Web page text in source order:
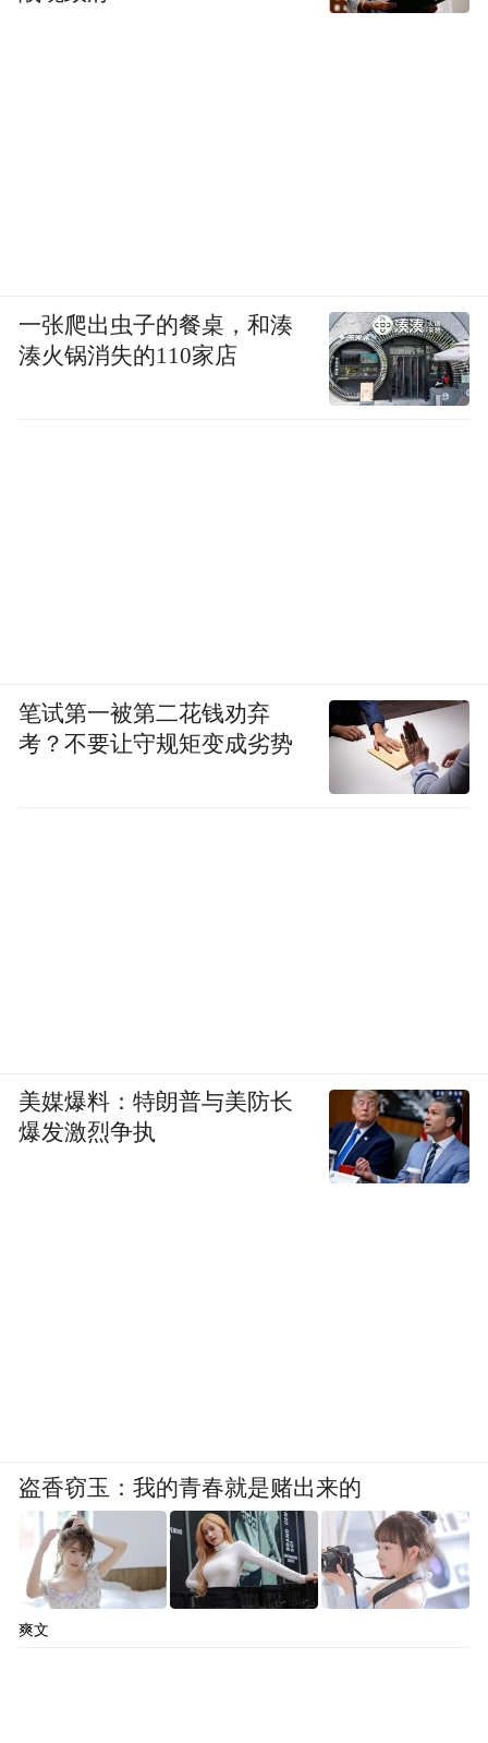
一张爬出虫子的餐桌，和湊
湊火锅消失的110家店
笔试第一被第二花钱劝弃
考？不要让守规矩变成劣势
美媒爆料：特朗普与美防长
爆发激烈争执
盗香窃玉：我的青春就是赌出来的
爽文